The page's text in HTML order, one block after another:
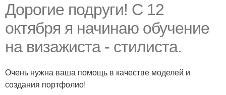
Дорогие подруги! С 12
октября я начинаю обучение
на визажиста - стилиста.
Очень нужна ваша помощь в качестве моделей и
создания портфолио!